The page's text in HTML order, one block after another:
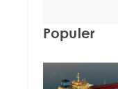
Populer